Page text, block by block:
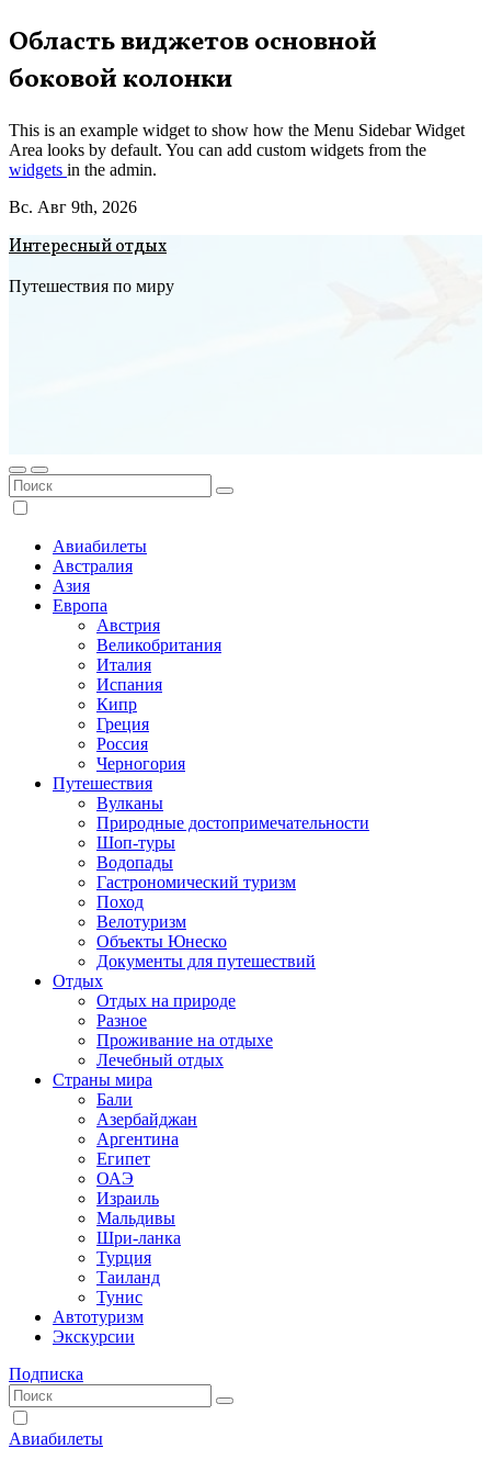
Перейти
к
содержимому
Область виджетов основной
боковой колонки
This is an example widget to show how the Menu Sidebar Widget
Area looks by default. You can add custom widgets from the
widgets in the admin.
Вс. Авг 9th, 2026
Интересный отдых
Путешествия по миру
Авиабилеты
Австралия
Азия
Европа
Австрия
Великобритания
Италия
Испания
Кипр
Греция
Россия
Черногория
Путешествия
Вулканы
Природные достопримечательности
Шоп-туры
Водопады
Гастрономический туризм
Поход
Велотуризм
Объекты Юнеско
Документы для путешествий
Отдых
Отдых на природе
Разное
Проживание на отдыхе
Лечебный отдых
Страны мира
Бали
Азербайджан
Аргентина
Египет
ОАЭ
Израиль
Мальдивы
Шри-ланка
Турция
Таиланд
Тунис
Автотуризм
Экскурсии
Подписка
Авиабилеты